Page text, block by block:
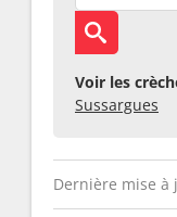
Voir les
Sussargues
Dernière mise à